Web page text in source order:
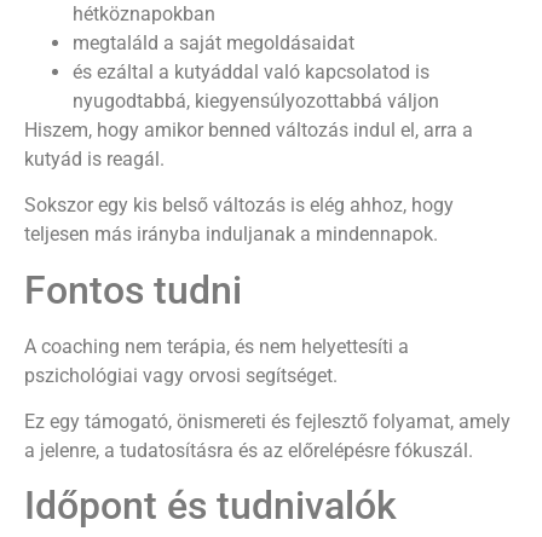
hétköznapokban
megtaláld a saját megoldásaidat
és ezáltal a kutyáddal való kapcsolatod is
nyugodtabbá, kiegyensúlyozottabbá váljon
Hiszem, hogy amikor benned változás indul el, arra a
kutyád is reagál.
Sokszor egy kis belső változás is elég ahhoz, hogy
teljesen más irányba induljanak a mindennapok.
Fontos tudni
A coaching nem terápia, és nem helyettesíti a
pszichológiai vagy orvosi segítséget.
Ez egy támogató, önismereti és fejlesztő folyamat, amely
a jelenre, a tudatosításra és az előrelépésre fókuszál.
Időpont és tudnivalók